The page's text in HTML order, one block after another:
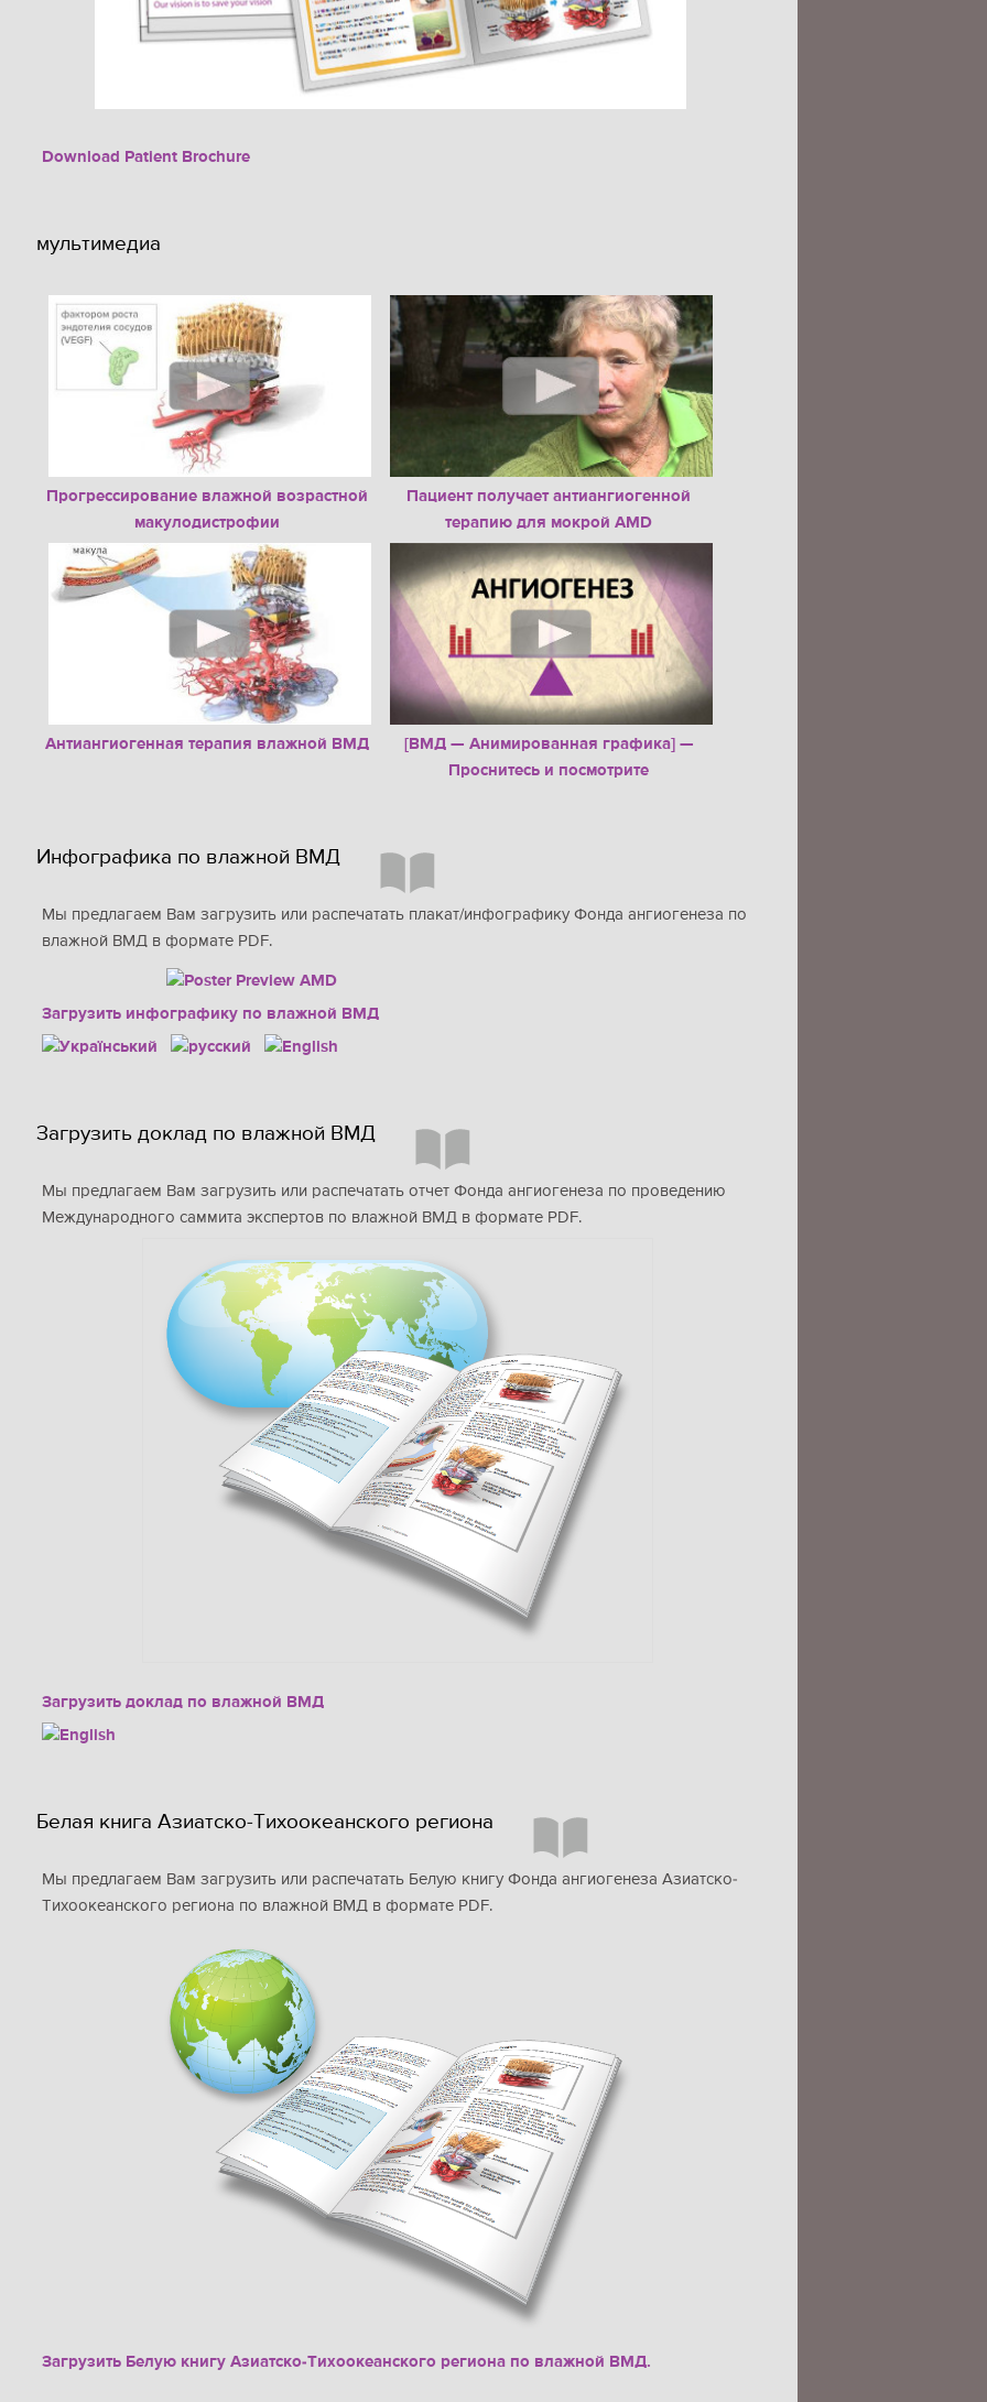
Download Patient Brochure
мультимедиа
Прогрессирование влажной возрастной
макулодистрофии
Пациент получает антиангиогенной
терапию для мокрой AMD
Антиангиогенная терапия влажной ВМД
[ВМД — Анимированная графика] —
Проснитесь и посмотрите
Инфографика по влажной ВМД
Мы предлагаем Вам загрузить или распечатать плакат/инфографику Фонда ангиогенеза по
влажной ВМД в формате PDF.
Загрузить инфографику по влажной ВМД
Загрузить доклад по влажной ВМД
Мы предлагаем Вам загрузить или распечатать отчет Фонда ангиогенеза по проведению
Международного саммита экспертов по влажной ВМД в формате PDF.
Загрузить доклад по влажной ВМД
Белая книга Азиатско-Тихоокеанского региона
Мы предлагаем Вам загрузить или распечатать Белую книгу Фонда ангиогенеза Азиатско-
Тихоокеанского региона по влажной ВМД в формате PDF.
Загрузить Белую книгу Азиатско-Тихоокеанского региона по влажной ВМД.